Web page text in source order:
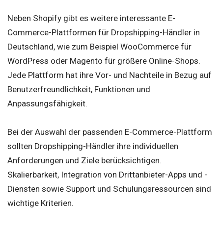
Neben Shopify gibt es weitere interessante E-
Commerce-Plattformen für Dropshipping-Händler in
Deutschland, wie zum Beispiel WooCommerce für
WordPress oder Magento für größere Online-Shops.
Jede Plattform hat ihre Vor- und Nachteile in Bezug auf
Benutzerfreundlichkeit, Funktionen und
Anpassungsfähigkeit.
Bei der Auswahl der passenden E-Commerce-Plattform
sollten Dropshipping-Händler ihre individuellen
Anforderungen und Ziele berücksichtigen.
Skalierbarkeit, Integration von Drittanbieter-Apps und -
Diensten sowie Support und Schulungsressourcen sind
wichtige Kriterien.